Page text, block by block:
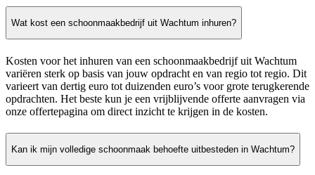
Wat kost een schoonmaakbedrijf uit Wachtum inhuren?
Kosten voor het inhuren van een schoonmaakbedrijf uit Wachtum
variëren sterk op basis van jouw opdracht en van regio tot regio. Dit
varieert van dertig euro tot duizenden euro’s voor grote terugkerende
opdrachten. Het beste kun je een vrijblijvende offerte aanvragen via
onze offertepagina om direct inzicht te krijgen in de kosten.
Kan ik mijn volledige schoonmaak behoefte uitbesteden in Wachtum?